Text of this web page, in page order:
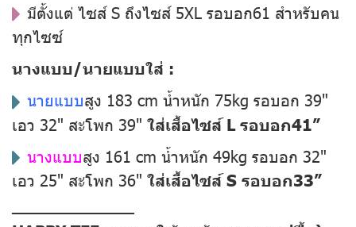
มีตั้งแต่ ไซส์ S ถึงไซส์ 5XL รอบอก61 สำหรับคน
ทุกไซซ์
นางแบบ/นายแบบใส่ :
นายแบบสูง 183 cm น้ำหนัก 75kg รอบอก 39"
เอว 32" สะโพก 39" ใส่เสื้อไซส์ L รอบอก41”
นางแบบสูง 161 cm น้ำหนัก 49kg รอบอก 32"
เอว 25" สะโพก 36" ใส่เสื้อไซส์ S รอบอก33”
––––––––––––––